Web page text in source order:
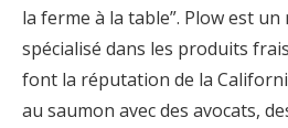
la ferme à la table”. Plow est
spécialisé dans les produits
font la réputation de la
au saumon avec des avocats,